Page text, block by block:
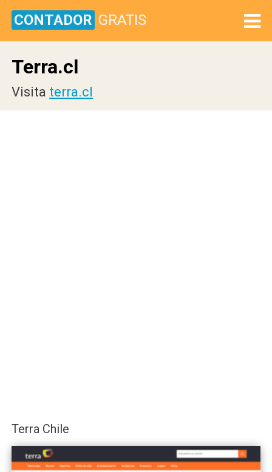
CONTADOR GRATIS
Terra.cl
Visita terra.cl
Terra Chile